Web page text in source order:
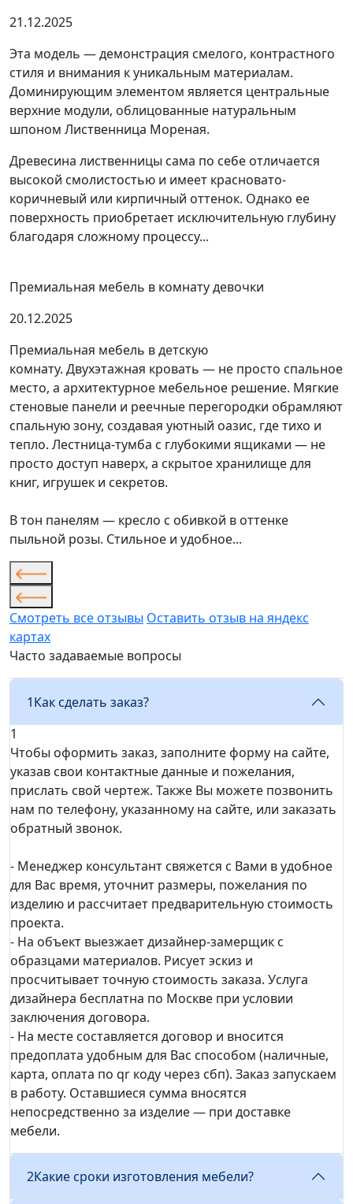
21.12.2025
Эта модель — демонстрация смелого, контрастного
стиля и внимания к уникальным материалам.
Доминирующим элементом является центральные
верхние модули, облицованные натуральным
шпоном Лиственница Мореная.
Древесина лиственницы сама по себе отличается
высокой смолистостью и имеет красновато-
коричневый или кирпичный оттенок. Однако ее
поверхность приобретает исключительную глубину
благодаря сложному процессу...
Премиальная мебель в комнату девочки
20.12.2025
Премиальная мебель в детскую
комнату. Двухэтажная кровать — не просто спальное
место, а архитектурное мебельное решение. Мягкие
стеновые панели и реечные перегородки обрамляют
спальную зону, создавая уютный оазис, где тихо и
тепло. Лестница-тумба с глубокими ящиками — не
просто доступ наверх, а скрытое хранилище для
книг, игрушек и секретов.
В тон панелям — кресло с обивкой в оттенке
пыльной розы. Стильное и удобное...
Смотреть все отзывы Оставить отзыв на яндекс
картах
Часто задаваемые вопросы
1Как сделать заказ?
1
Чтобы оформить заказ, заполните форму на сайте,
указав свои контактные данные и пожелания,
прислать свой чертеж. Также Вы можете позвонить
нам по телефону, указанному на сайте, или заказать
обратный звонок.
- Менеджер консультант свяжется с Вами в удобное
для Вас время, уточнит размеры, пожелания по
изделию и рассчитает предварительную стоимость
проекта.
- На объект выезжает дизайнер-замерщик с
образцами материалов. Рисует эскиз и
просчитывает точную стоимость заказа. Услуга
дизайнера бесплатна по Москве при условии
заключения договора.
- На месте составляется договор и вносится
предоплата удобным для Вас способом (наличные,
карта, оплата по qr коду через сбп). Заказ запускаем
в работу. Оставшиеся сумма вносятся
непосредственно за изделие — при доставке
мебели.
2Какие сроки изготовления мебели?